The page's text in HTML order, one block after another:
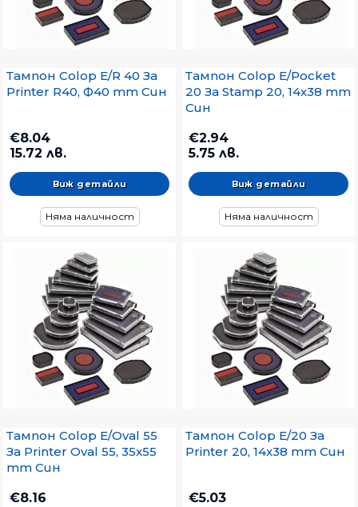
Тампон Colop E/R 40 За
Printer R40, Ф40 mm Син
€8.04
15.72 лв.
Виж детайли
Няма наличност
Тампон Colop E/Pocket
20 За Stamp 20, 14x38 mm
Син
€2.94
5.75 лв.
Виж детайли
Няма наличност
Тампон Colop E/Oval 55
За Printer Oval 55, 35x55
mm Син
€8.16
Тампон Colop E/20 За
Printer 20, 14x38 mm Син
€5.03